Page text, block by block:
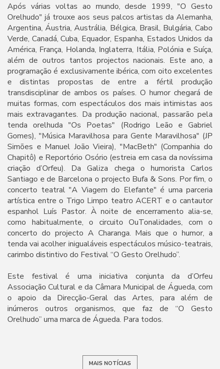
Após várias voltas ao mundo, desde 1999, "O Gesto
Orelhudo" já trouxe aos seus palcos artistas da Alemanha,
Argentina, Áustria, Austrália, Bélgica, Brasil, Bulgária, Cabo
Verde, Canadá, Cuba, Equador, Espanha, Estados Unidos da
América, França, Holanda, Inglaterra, Itália, Polónia e Suíça,
além de outros tantos projectos nacionais. Este ano, a
programação é exclusivamente ibérica, com oito excelentes
e distintas propostas de entre a fértil produção
transdisciplinar de ambos os países. O humor chegará de
muitas formas, com espectáculos dos mais intimistas aos
mais extravagantes. Da produção nacional, passarão pela
tenda orelhuda "Os Poetas" (Rodrigo Leão e Gabriel
Gomes), "Música Maravilhosa para Gente Maravilhosa" (JP
Simões e Manuel João Vieira), "MacBeth" (Companhia do
Chapitô) e Reportório Osório (estreia em casa da novíssima
criação d’Orfeu). Da Galiza chega o humorista Carlos
Santiago e de Barcelona o projecto Bufa & Sons. Por fim, o
concerto teatral "A Viagem do Elefante" é uma parceria
artística entre o Trigo Limpo teatro ACERT e o cantautor
espanhol Luís Pastor. À noite de encerramento alia-se,
como habitualmente, o circuito OuTonalidades, com o
concerto do projecto A Charanga. Mais que o humor, a
tenda vai acolher inigualáveis espectáculos músico-teatrais,
carimbo distintivo do Festival “O Gesto Orelhudo”.
Este festival é uma iniciativa conjunta da d’Orfeu
Associação Cultural e da Câmara Municipal de Águeda, com
o apoio da Direcção-Geral das Artes, para além de
inúmeros outros organismos, que faz de “O Gesto
Orelhudo” uma marca de Águeda. Para todos.
MAIS NOTÍCIAS